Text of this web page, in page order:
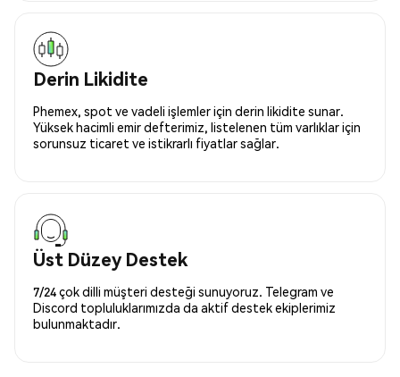
Derin Likidite
Phemex, spot ve vadeli işlemler için derin likidite sunar.
Yüksek hacimli emir defterimiz, listelenen tüm varlıklar için
sorunsuz ticaret ve istikrarlı fiyatlar sağlar.
Üst Düzey Destek
7/24 çok dilli müşteri desteği sunuyoruz. Telegram ve
Discord topluluklarımızda da aktif destek ekiplerimiz
bulunmaktadır.